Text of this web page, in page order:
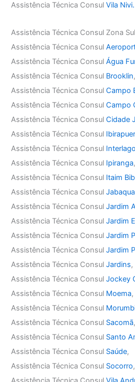
Assistência Técnica ConsulVila Nivi.
Assistência Técnica Consul Zona Sul
Assistência Técnica Consul
Assistência Técnica ConsulÁgua
Assistência Técnica Consul Brooklin,
Assistência Técnica ConsulCampo
Assistência Técnica ConsulCampo
Assistência Técnica ConsulCidade
Assistência Técnica Consul
Assistência Técnica Consul
Assistência Técnica Consul Ipiranga,
Assistência Técnica Consul Itaim
Assistência Técnica Consul
Assistência Técnica ConsulJardim
Assistência Técnica ConsulJardim
Assistência Técnica ConsulJardim
Assistência Técnica ConsulJardim
Assistência Técnica ConsulJardins,
Assistência Técnica ConsulJockey
Assistência Técnica Consul Moema,
Assistência Técnica Consul
Assistência Técnica Consul Sacomã,
Assistência Técnica Consul Santo
Assistência Técnica Consul Saúde,
Assistência Técnica Consul Socorro,